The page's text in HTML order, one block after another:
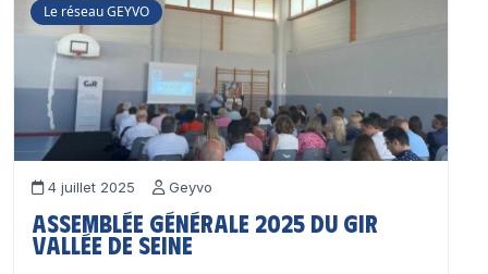
Le réseau GEYVO
4 juillet 2025 Geyvo
Assemblée Générale 2025 du GIR
Vallée de Seine